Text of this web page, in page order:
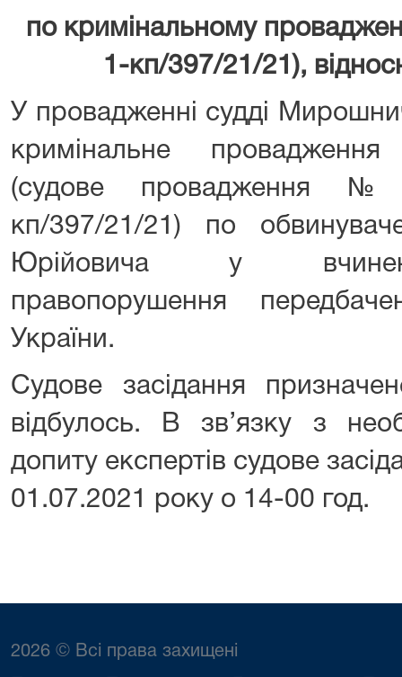
по кримінальному
1-кп/397/21/21),
У провадженні судді
кримінальне провадження
(судове провадження
кп/397/21/21) по
Юрійовича у
правопорушення
України.
Судове засідання
відбулось. В зв’язку з
допиту експертів судове
01.07.2021 року о 14-00 год.
2026 © Всі права захищені